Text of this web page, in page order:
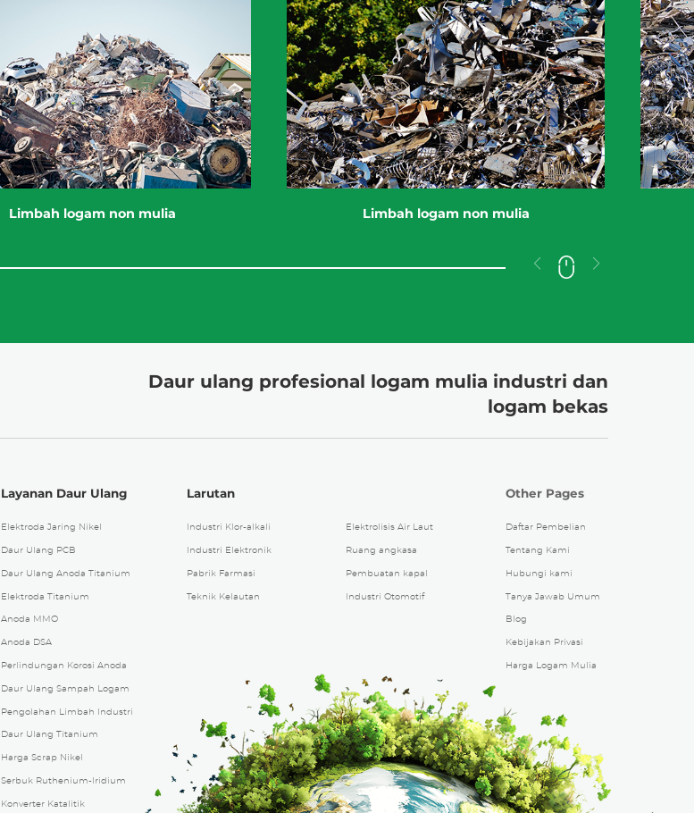
Limbah logam non mulia Limbah logam non mulia
Daur ulang profesional logam mulia industri dan
logam bekas
Layanan Daur Ulang
Elektroda Jaring Nikel
Daur Ulang PCB
Daur Ulang Anoda Titanium
Elektroda Titanium
Anoda MMO
Anoda DSA
Perlindungan Korosi Anoda
Daur Ulang Sampah Logam
Pengolahan Limbah Industri
Daur Ulang Titanium
Harga Scrap Nikel
Serbuk Ruthenium-Iridium
Konverter Katalitik
Larutan
Industri Klor-alkali Elektrolisis Air Laut
Industri Elektronik Ruang angkasa
Pabrik Farmasi Pembuatan kapal
Teknik Kelautan Industri Otomotif
Other Pages
Daftar Pembelian
Tentang Kami
Hubungi kami
Tanya Jawab Umum
Blog
Kebijakan Privasi
Harga Logam Mulia